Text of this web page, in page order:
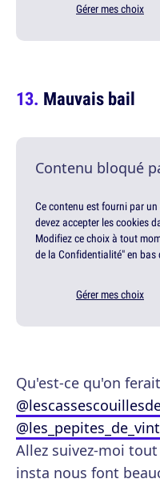
Gérer mes choix
Mauvais bail
Contenu bloqué
Ce contenu est fourni par
devez accepter les cookies
Modifiez ce choix à tout
de la Confidentialité" en bas
Gérer mes choix
Qu'est-ce qu'on
Allez suivez-moi
insta nous font